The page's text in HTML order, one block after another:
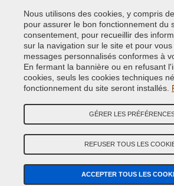
Politique de confidentialité - RGPD
Copyright © 2014 - 2026. All Rights
Credits:E-COMIT
Suivez nous sur nos réseaux
Nous utilisons des cookies, y compris
pour assurer le bon fonctionnement du
consentement, pour recueillir des
sur la navigation sur le site et pour
messages personnalisés conformes à
En fermant la bannière ou en refusant
cookies, seuls les cookies techniques
fonctionnement du site seront installés.
GÉRER LES
REFUSER TOUS LES
ACCEPTER TOUS LES